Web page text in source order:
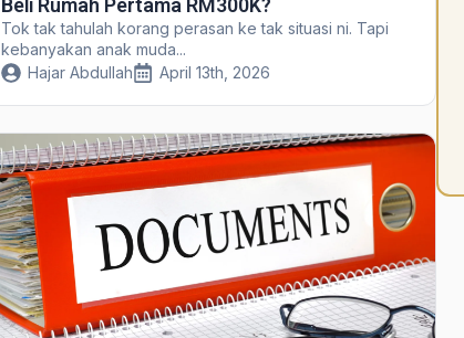
Beli Rumah Pertama RM300K?
Tok tak tahulah korang perasan ke tak situasi ni. Tapi
kebanyakan anak muda...
Hajar Abdullah
April 13th, 2026